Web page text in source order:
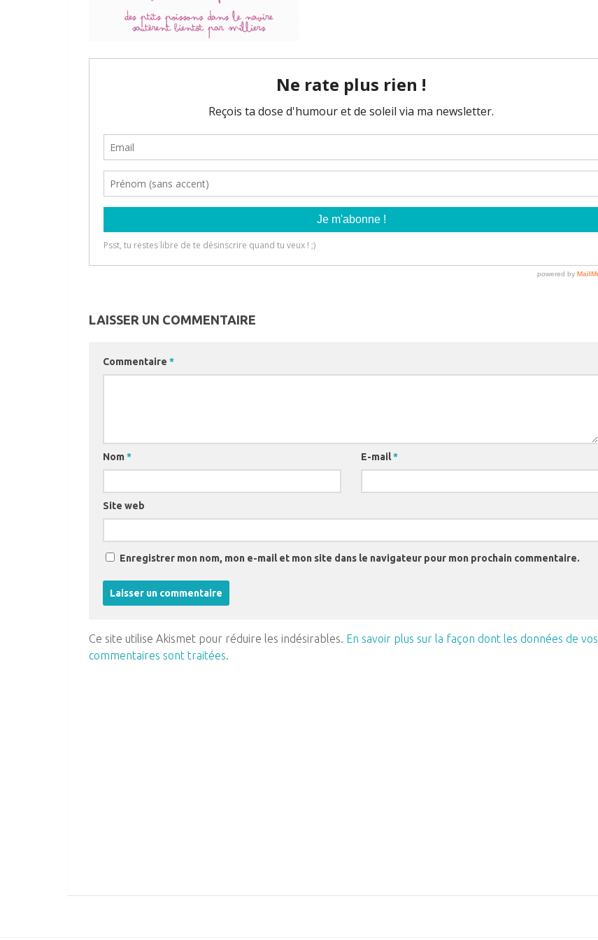
LAISSER UN COMMENTAIRE
Commentaire *
Nom * E-mail*
Site web
Enregistrer mon nom, mon e-mail et mon site dans le navigateur pour mon prochain commentaire.
Ce site utilise Akismet pour réduire les indésirables. En savoir plus sur la façon dont les données de vos
commentaires sont traitées.